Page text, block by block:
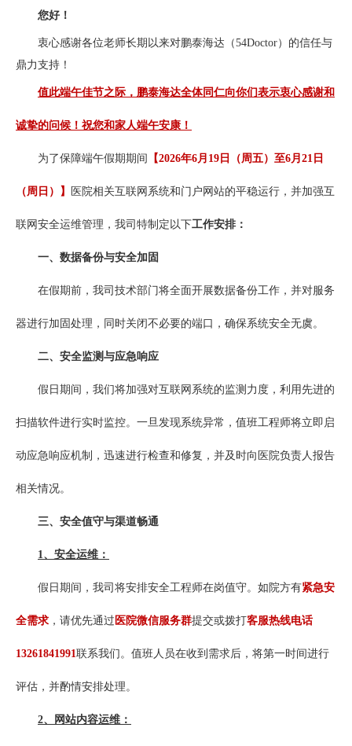
您好！
衷心感谢各位老师长期以来对鹏泰海达（54Doctor）的信任与
鼎力支持！
值此端午佳节之际，鹏泰海达全体同仁向你们表示衷心感谢和
诚挚的问候！祝您和家人端午安康！
为了保障端午假期期间 【2026年6月19日（周五）至6月21日
（周日）】 医院相关互联网系统和门户网站的平稳运行，并加强互
联网安全运维管理，我司特制定以下工作安排：
一、数据备份与安全加固
在假期前，我司技术部门将全面开展数据备份工作，并对服务
器进行加固处理，同时关闭不必要的端口，确保系统安全无虞。
二、安全监测与应急响应
假日期间，我们将加强对互联网系统的监测力度，利用先进的
扫描软件进行实时监控。一旦发现系统异常，值班工程师将立即启
动应急响应机制，迅速进行检查和修复，并及时向医院负责人报告
相关情况。
三、安全值守与渠道畅通
1、安全运维：
假日期间，我司将安排安全工程师在岗值守。如院方有紧急安
全需求 ，请优先通过 医院微信服务群提交或拨打客服热线电话
13261841991联系我们。值班人员在收到需求后，将第一时间进行
评估，并酌情安排处理。
2、网站内容运维：